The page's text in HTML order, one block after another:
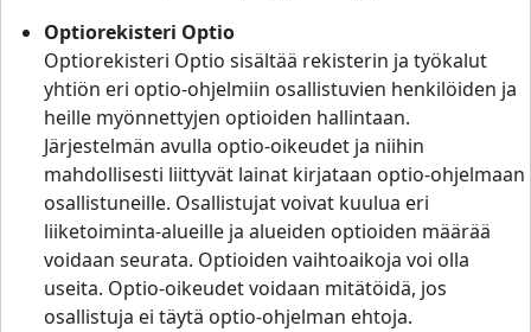
Optiorekisteri Optio
Optiorekisteri Optio sisältää rekisterin ja työkalut
yhtiön eri optio-ohjelmiin osallistuvien henkilöiden ja
heille myönnettyjen optioiden hallintaan.
Järjestelmän avulla optio-oikeudet ja niihin
mahdollisesti liittyvät lainat kirjataan optio-ohjelmaan
osallistuneille. Osallistujat voivat kuulua eri
liiketoiminta-alueille ja alueiden optioiden määrää
voidaan seurata. Optioiden vaihtoaikoja voi olla
useita. Optio-oikeudet voidaan mitätöidä, jos
osallistuja ei täytä optio-ohjelman ehtoja.